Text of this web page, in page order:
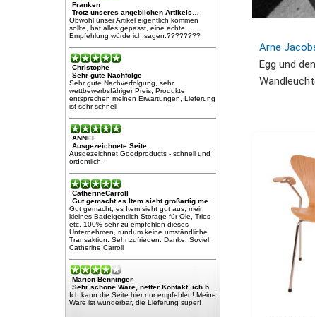
Arne
Egg und
Franken
Trotz unseres angeblichen Artikels…
Obwohl unser Artikel eigentlich kommen
sollte, hat alles gepasst, eine echte
Empfehlung würde ich sagen.????????
Christophe
Sehr gute Nachfolge
Sehr gute Nachverfolgung, sehr
wettbewerbsfähiger Preis, Produkte
entsprechen meinen Erwartungen, Lieferung
ist sehr schnell
ANNEF
Ausgezeichnete Seite
Ausgezeichnet Goodproducts - schnell und
ordentlich.
CatherineCarroll
Gut gemacht es Item sieht großartig meine kleine…
Gut gemacht, es Item sieht gut aus, mein
kleines Badeigentlich Storage für Öle, Tries
etc. 100% sehr zu empfehlen dieses
Unternehmen, rundum keine umständliche
Transaktion. Sehr zufrieden. Danke. Soviel,
Catherine Carroll
Marion Benninger
Sehr schöne Ware, netter Kontakt, ich bin sehr Zufrieden
Ich kann die Seite hier nur empfehlen! Meine
Ware ist wunderbar, die Lieferung super!